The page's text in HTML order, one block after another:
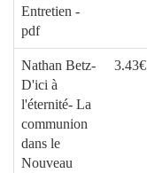
Entretien -
pdf
Nathan Betz-
D'ici à
l'éternité- La
communion
dans le
Nouveau
3.43€